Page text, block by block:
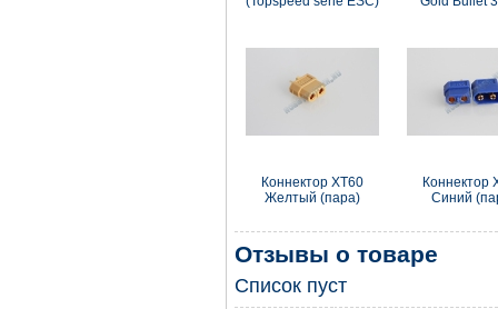
Коннектор XT60
Желтый (пара)
Коннектор
Синий
Отзывы о товаре
Список пуст